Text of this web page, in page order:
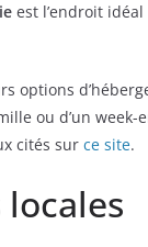
est l’endroit
options
ou d’un
cités sur ce site.